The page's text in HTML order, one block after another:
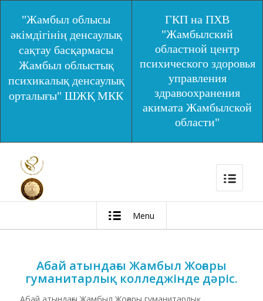
"Жамбыл облысы
әкімдігінің денсаулық
сақтау басқармасы
Жамбыл облыстық
психикалық денсаулық
орталығы" ШЖҚ МКК
ГКП на ПХВ
"Жамбылский
областной центр
психического здоровья
управления
здравоохранения
акимата Жамбылской
области"
Menu
Абай атындағы Жамбыл Жоғары
гуманитарлық колледжінде дәріс.